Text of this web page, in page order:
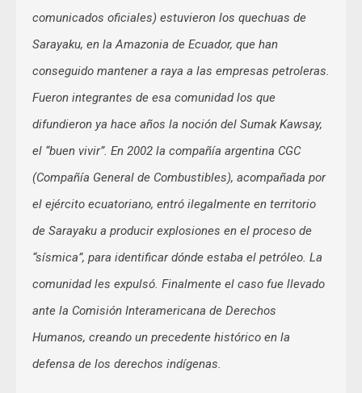
comunicados oficiales) estuvieron los quechuas de
Sarayaku, en la Amazonia de Ecuador, que han
conseguido mantener a raya a las empresas petroleras.
Fueron integrantes de esa comunidad los que
difundieron ya hace años la noción del Sumak Kawsay,
el “buen vivir”. En 2002 la compañía argentina CGC
(Compañía General de Combustibles), acompañada por
el ejército ecuatoriano, entró ilegalmente en territorio
de Sarayaku a producir explosiones en el proceso de
“sísmica”, para identificar dónde estaba el petróleo. La
comunidad les expulsó. Finalmente el caso fue llevado
ante la Comisión Interamericana de Derechos
Humanos, creando un precedente histórico en la
defensa de los derechos indígenas.